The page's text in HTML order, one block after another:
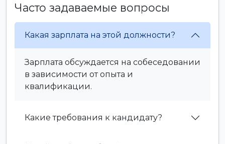
Часто задаваемые вопросы
Какая зарплата на этой должности?
Зарплата обсуждается на собеседовании
в зависимости от опыта и
квалификации.
Какие требования к кандидату?